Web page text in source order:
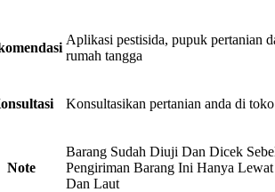
Aplikasi pestisida, pupuk pertanian
rumah tangga
Konsultasikan pertanian anda di
Note
Barang Sudah Diuji Dan Dicek
Pengiriman Barang Ini Hanya
Dan Laut